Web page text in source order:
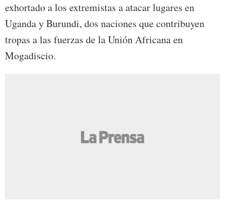
exhortado a los extremistas a atacar lugares en
Uganda y Burundi, dos naciones que contribuyen
tropas a las fuerzas de la Unión Africana en
Mogadiscio.